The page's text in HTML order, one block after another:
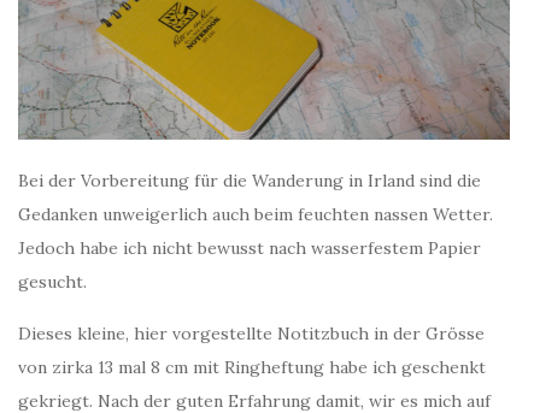
Bei der Vorbereitung für die Wanderung in Irland sind die
Gedanken unweigerlich auch beim feuchten nassen Wetter.
Jedoch habe ich nicht bewusst nach wasserfestem Papier
gesucht.
Dieses kleine, hier vorgestellte Notitzbuch in der Grösse
von zirka 13 mal 8 cm mit Ringheftung habe ich geschenkt
gekriegt. Nach der guten Erfahrung damit, wir es mich auf